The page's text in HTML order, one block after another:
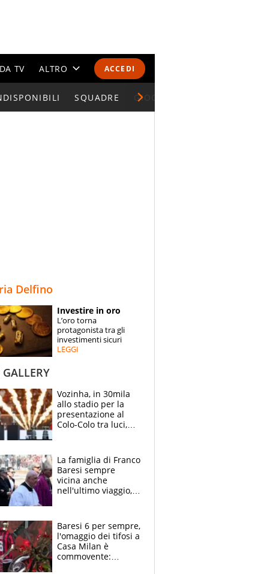
ACCEDI
TV ALTRO
CALENDARI E CLASSIFICHE
ESPERTI
CONTATTI
SQUADRE GIOCATORI SERIE A
Delfino
Investire in oro
L’oro torna
protagonista tra gli
investimenti sicuri
LEGGI
Vozinha, in 30mila
allo stadio per la
presentazione al
Colo-Colo tra luci,
La famiglia di Franco
Baresi sempre
vicina anche
nell'ultimo viaggio,
circondati
dall'affetto dei tifosi
Baresi 6 per sempre,
l'omaggio dei tifosi a
Casa Milan è
commovente: